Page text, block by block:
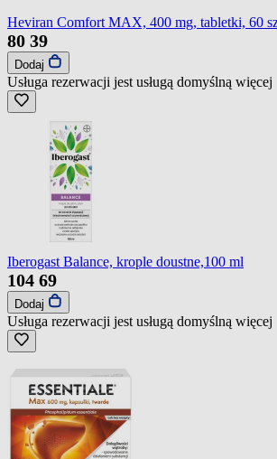
Heviran Comfort MAX, 400 mg, tabletki, 60
80 39
Dodaj
Usługa rezerwacji jest usługą domyślną więcej
Iberogast Balance, krople doustne,100 ml
104 69
Dodaj
Usługa rezerwacji jest usługą domyślną więcej